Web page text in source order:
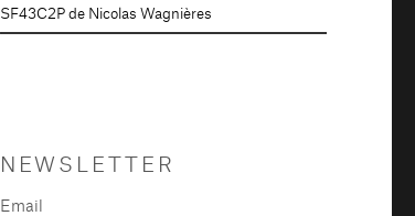
SF43C2P de Nicolas Wagnières
NEWSLETTER
Email